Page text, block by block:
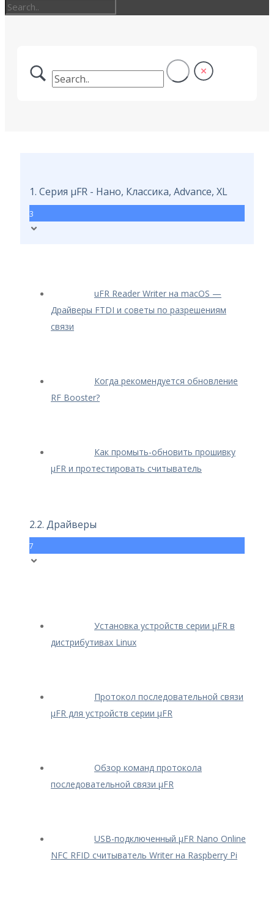
1. Серия μFR - Нано, Классика, Advance, XL
3
uFR Reader Writer на macOS —
Драйверы FTDI и советы по разрешениям
связи
Когда рекомендуется обновление
RF Booster?
Как промыть-обновить прошивку
μFR и протестировать считыватель
2.2. Драйверы
7
Установка устройств серии μFR в
дистрибутивах Linux
Протокол последовательной связи
μFR для устройств серии μFR
Обзор команд протокола
последовательной связи μFR
USB-подключенный μFR Nano Online
NFC RFID считыватель Writer на Raspberry Pi